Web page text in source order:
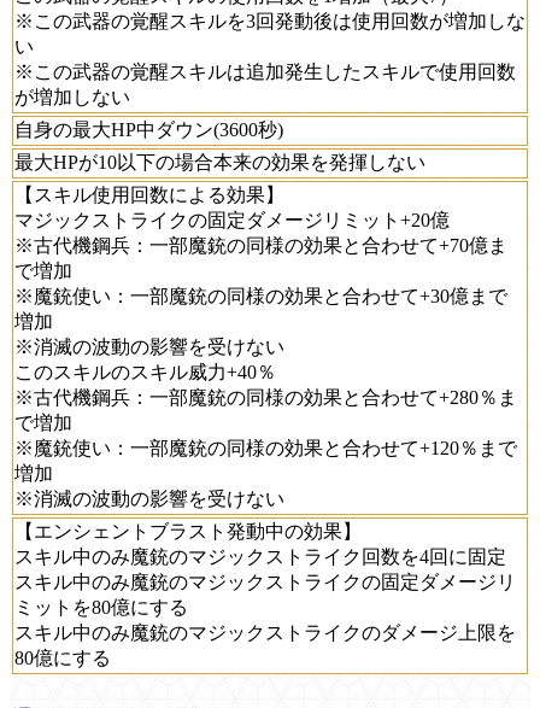
※この武器の覚醒スキルを3回発動後は使用回数が増加しな
い
※この武器の覚醒スキルは追加発生したスキルで使用回数
が増加しない
自身の最大HP中ダウン(3600秒)
最大HPが10以下の場合本来の効果を発揮しない
【スキル使用回数による効果】
マジックストライクの固定ダメージリミット+20億
※古代機鋼兵：一部魔銃の同様の効果と合わせて+70億ま
で増加
※魔銃使い：一部魔銃の同様の効果と合わせて+30億まで
増加
※消滅の波動の影響を受けない
このスキルのスキル威力+40％
※古代機鋼兵：一部魔銃の同様の効果と合わせて+280％ま
で増加
※魔銃使い：一部魔銃の同様の効果と合わせて+120％まで
増加
※消滅の波動の影響を受けない
【エンシェントブラスト発動中の効果】
スキル中のみ魔銃のマジックストライク回数を4回に固定
スキル中のみ魔銃のマジックストライクの固定ダメージリ
ミットを80億にする
スキル中のみ魔銃のマジックストライクのダメージ上限を
80億にする